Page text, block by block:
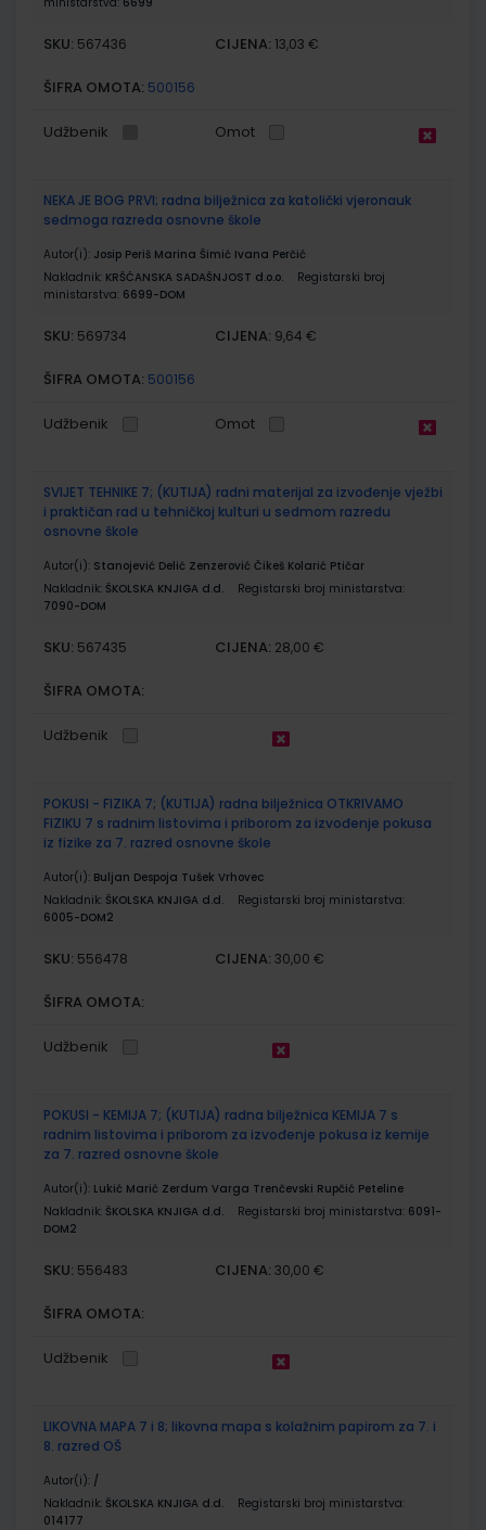
SKU: 567436 CIJENA: 13,03 €
ŠIFRA OMOTA: 500156
Udžbenik Omot
NEKA JE BOG PRVI; radna bilježnica za katolički vjeronauk
sedmoga razreda osnovne škole
Autor(i): Josip Periš Marina Šimić Ivana Perčić
Nakladnik: KRŠĆANSKA SADAŠNJOST d.o.o.
Registarski broj
ministarstva: 6699-DOM
SKU: 569734 CIJENA: 9,64 €
ŠIFRA OMOTA: 500156
Udžbenik Omot
SVIJET TEHNIKE 7; (KUTIJA) radni materijal za izvođenje vježbi
i praktičan rad u tehničkoj kulturi u sedmom razredu
osnovne škole
Autor(i): Stanojević Delić Zenzerović Čikeš Kolarić Ptičar
Nakladnik: ŠKOLSKA KNJIGA d.d.
Registarski broj ministarstva:
7090-DOM
SKU: 567435 CIJENA: 28,00 €
ŠIFRA OMOTA:
Udžbenik
POKUSI - FIZIKA 7; (KUTIJA) radna bilježnica OTKRIVAMO
FIZIKU 7 s radnim listovima i priborom za izvođenje pokusa
iz fizike za 7. razred osnovne škole
Autor(i): Buljan Despoja Tušek Vrhovec
Nakladnik: ŠKOLSKA KNJIGA d.d.
Registarski broj ministarstva:
6005-DOM2
SKU: 556478 CIJENA: 30,00 €
ŠIFRA OMOTA:
Udžbenik
POKUSI - KEMIJA 7; (KUTIJA) radna bilježnica KEMIJA 7 s
radnim listovima i priborom za izvođenje pokusa iz kemije
za 7. razred osnovne škole
Autor(i): Lukić Marić Zerdum Varga Trenčevski Rupčić Peteline
Nakladnik: ŠKOLSKA KNJIGA d.d. Registarski broj ministarstva: 6091-
DOM2
SKU: 556483 CIJENA: 30,00 €
ŠIFRA OMOTA:
Udžbenik
LIKOVNA MAPA 7 i 8; likovna mapa s kolažnim papirom za 7. i
8. razred OŠ
Autor(i): /
Nakladnik: ŠKOLSKA KNJIGA d.d.
Registarski broj ministarstva:
014177